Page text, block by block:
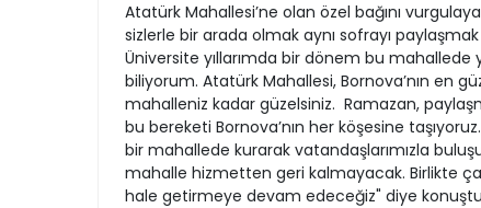
Atatürk Mahallesi’ne olan özel bağını
sizlerle bir arada olmak aynı sofrayı
Üniversite yıllarımda bir dönem bu mahallede
biliyorum. Atatürk Mahallesi, Bornova’nın en
mahalleniz kadar güzelsiniz. Ramazan,
bu bereketi Bornova’nın her köşesine
bir mahallede kurarak vatandaşlarımızla
mahalle hizmetten geri kalmayacak. Birlikte
hale getirmeye devam edeceğiz" diye